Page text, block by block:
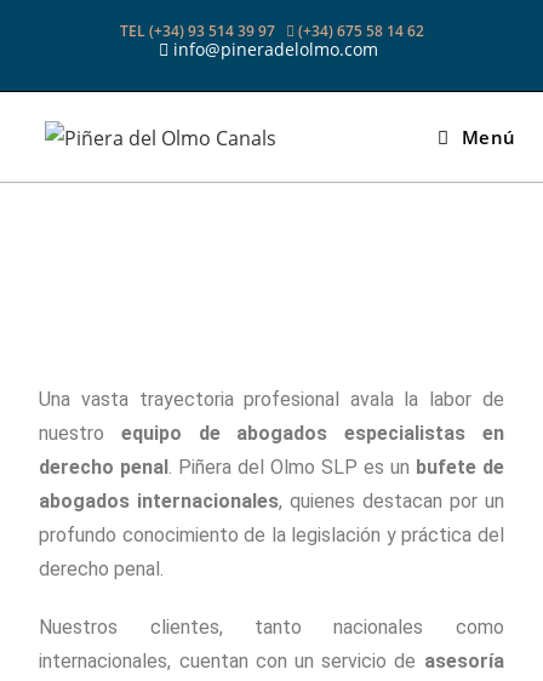
TEL (+34) 93 514 39 97 (+34) 675 58 14 62
info@pineradelolmo.com
Menú
Una vasta trayectoria profesional avala la labor de
nuestroequipo de abogados especialistas en
derecho penal. Piñera del Olmo SLP es un bufete de
abogados internacionales, quienes destacan por un
profundo conocimiento de la legislación y práctica del
derecho penal.
Nuestros clientes, tanto nacionales como
internacionales, cuentan con un servicio de asesoría